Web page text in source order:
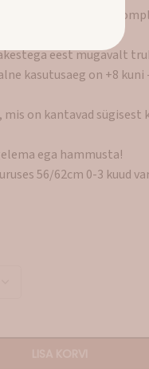
ja hallikirju
eest mugavalt
kasutusaeg on +8
on kantavad sügisest
ega hammusta!
56/62cm 0-3 kuud